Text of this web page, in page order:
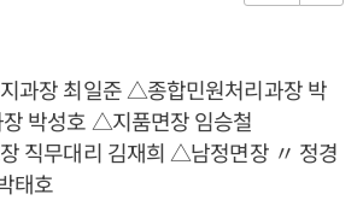
과장 최일준 △종합민원처리과장 박
박성호 △지품면장 임승철
직무대리 김재희 △남정면장 〃 정경
태호